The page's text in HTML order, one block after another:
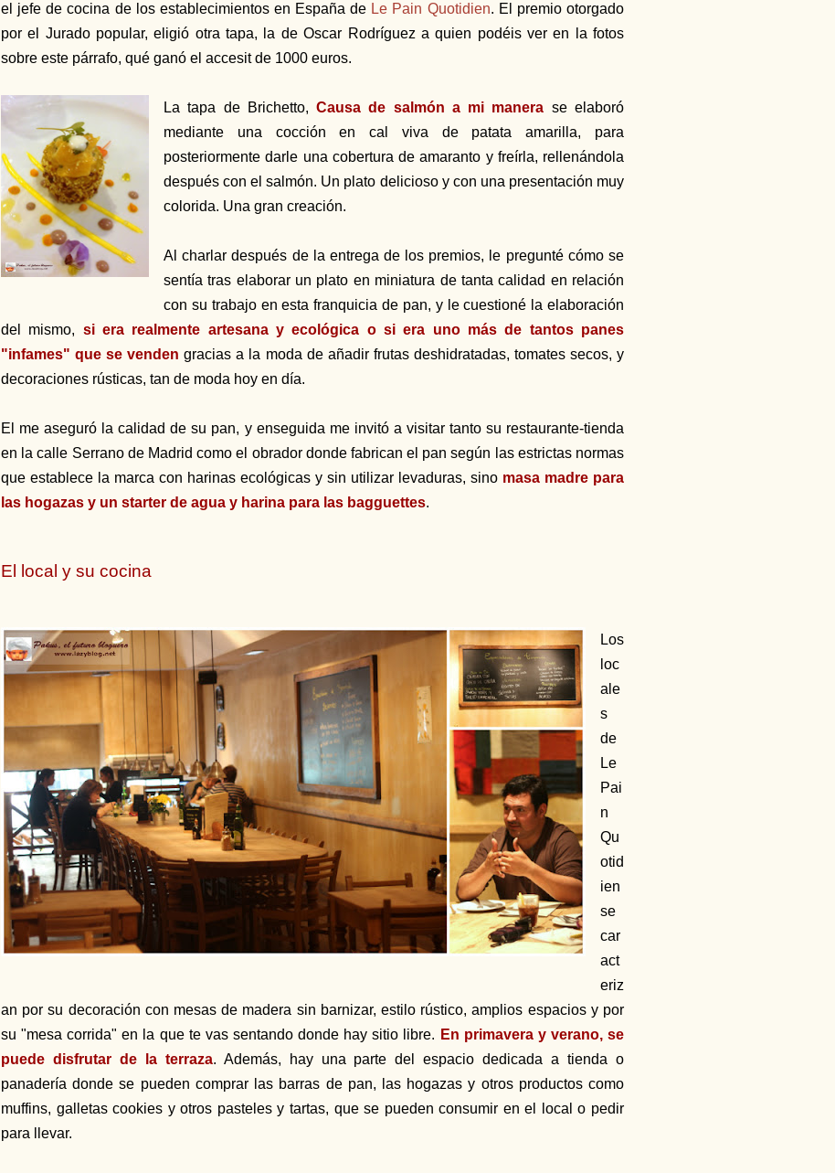
el jefe de cocina de los establecimientos en España de Le Pain Quotidien. El premio otorgado
por el Jurado popular, eligió otra tapa, la de Oscar Rodríguez a quien podéis ver en la fotos
sobre este párrafo, qué ganó el accesit de 1000 euros.
La tapa de Brichetto,Causa de salmón a mi manera se elaboró
mediante una cocción en cal viva de patata amarilla, para
posteriormente darle una cobertura de amaranto y freírla, rellenándola
después con el salmón. Un plato delicioso y con una presentación muy
colorida. Una gran creación.
Al charlar después de la entrega de los premios, le pregunté cómo se
sentía tras elaborar un plato en miniatura de tanta calidad en relación
con su trabajo en esta franquicia de pan, y le cuestioné la elaboración
del mismo, si era realmente artesana y ecológica o si era uno más de tantos panes
"infames" que se venden gracias a la moda de añadir frutas deshidratadas, tomates secos, y
decoraciones rústicas, tan de moda hoy en día.
El me aseguró la calidad de su pan, y enseguida me invitó a visitar tanto su restaurante-tienda
en la calle Serrano de Madrid como el obrador donde fabrican el pan según las estrictas normas
que establece la marca con harinas ecológicas y sin utilizar levaduras, sino masa madre para
las hogazas y un starter de agua y harina para las bagguettes.
El local y su cocina
Los
loc
ale
s
de
Le
Pai
n
Qu
otid
ien
se
car
act
eriz
an por su decoración con mesas de madera sin barnizar, estilo rústico, amplios espacios y por
su "mesa corrida" en la que te vas sentando donde hay sitio libre. En primavera y verano, se
puede disfrutar de la terraza. Además, hay una parte del espacio dedicada a tienda o
panadería donde se pueden comprar las barras de pan, las hogazas y otros productos como
muffins, galletas cookies y otros pasteles y tartas, que se pueden consumir en el local o pedir
para llevar.